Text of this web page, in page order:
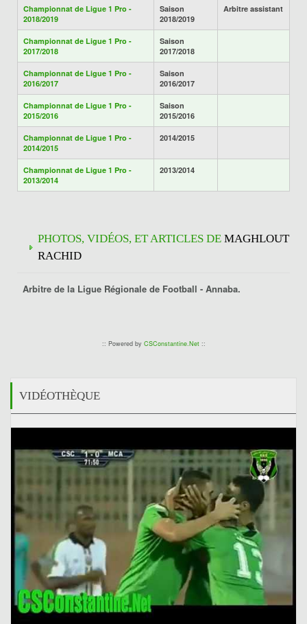
Championnat de Ligue 1 Pro -
2018/2019
Saison
2018/2019
Arbitre assistant
Championnat de Ligue 1 Pro -
2017/2018
Saison
2017/2018
Championnat de Ligue 1 Pro -
2016/2017
Saison
2016/2017
Championnat de Ligue 1 Pro -
2015/2016
Saison
2015/2016
Championnat de Ligue 1 Pro -
2014/2015
2014/2015
Championnat de Ligue 1 Pro -
2013/2014
2013/2014
PHOTOS, VIDÉOS, ET ARTICLES DE MAGHLOUT
RACHID
Arbitre de la Ligue Régionale de Football - Annaba.
:: Powered by CSConstantine.Net::
VIDÉOTHÈQUE